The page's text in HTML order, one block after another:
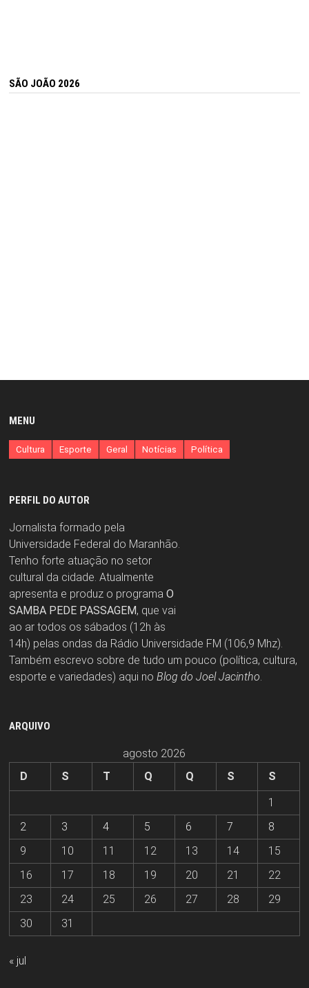
SÃO JOÃO 2026
MENU
Cultura Esporte Geral Notícias Política
PERFIL DO AUTOR
Jornalista formado pela
Universidade Federal do Maranhão.
Tenho forte atuação no setor
cultural da cidade. Atualmente
apresenta e produz o programa O
SAMBA PEDE PASSAGEM, que vai
ao ar todos os sábados (12h às
14h) pelas ondas da Rádio Universidade FM (106,9 Mhz).
Também escrevo sobre de tudo um pouco (política, cultura,
esporte e variedades) aqui no Blog do Joel Jacintho.
ARQUIVO
agosto 2026
D
S T Q Q S
S
1
2
3 4 5 6 7
8
9
10 11 12 13 14
15
16
17 18 19 20 21
22
23
24 25 26 27 28
29
30
31
« jul